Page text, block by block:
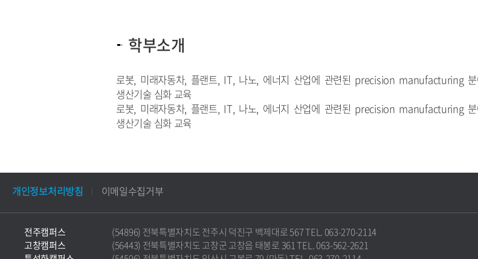
학부소개
로봇, 미래자동차, 플랜트, IT, 나노, 에너지 산업에 관련된 precision manufacturing
생산기술 심화 교육
로봇, 미래자동차, 플랜트, IT, 나노, 에너지 산업에 관련된 precision manufacturing
생산기술 심화 교육
개인정보처리방침 이메일수집거부
전주캠퍼스
(54896) 전북특별자치도 전주시 덕진구 백제대로 567 TEL. 063-270-2114
고창캠퍼스
(56443) 전북특별자치도 고창군 고창읍 태봉로 361 TEL. 063-562-2621